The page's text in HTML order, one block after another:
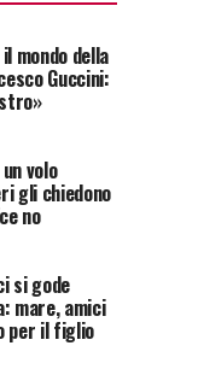
mondo della
Guccini:
volo
gli chiedono
no
si gode
mare, amici
per il figlio